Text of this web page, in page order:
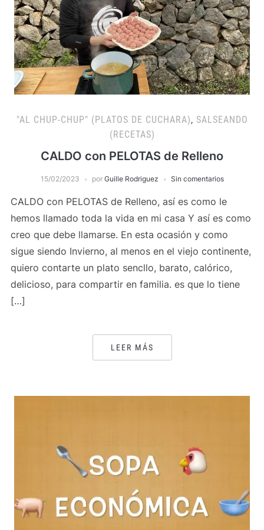
"AL CHUP-CHUP" (PLATOS DE CUCHARA), SALSEANDO
(RECETAS)
CALDO con PELOTAS de Relleno
15/02/2023 por Guille Rodriguez Sin comentarios
CALDO con PELOTAS de Relleno, así es como le
hemos llamado toda la vida en mi casa Y así es como
creo que debe llamarse. En esta ocasión y como
sigue siendo Invierno, al menos en el viejo continente,
quiero contarte un plato sencllo, barato, calórico,
delicioso, para compartir en familia. es que lo tiene
[…]
LEER MÁS